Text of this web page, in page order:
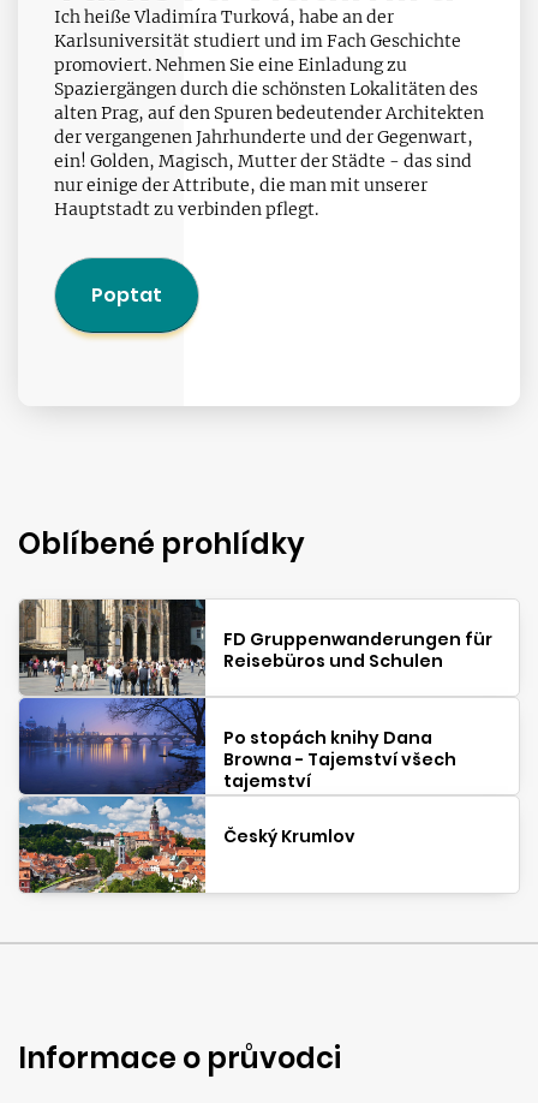
Ich heiße Vladimíra Turková, habe an der
Karlsuniversität studiert und im Fach Geschichte
promoviert. Nehmen Sie eine Einladung zu
Spaziergängen durch die schönsten Lokalitäten des
alten Prag, auf den Spuren bedeutender Architekten
der vergangenen Jahrhunderte und der Gegenwart,
ein! Golden, Magisch, Mutter der Städte - das sind
nur einige der Attribute, die man mit unserer
Hauptstadt zu verbinden pflegt.
Poptat
Oblíbené prohlídky
FD Gruppenwanderungen für
Reisebüros und Schulen
Po stopách knihy Dana
Browna - Tajemství všech
tajemství
Český Krumlov
Informace o průvodci